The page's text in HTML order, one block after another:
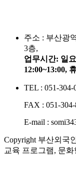
주소 : 부산광
3층,
업무시간: 일
12:00~13:00,
TEL : 051-304-
FAX : 051-
E-mail :
Copyright 부산외국
교육 프로그램, 문화